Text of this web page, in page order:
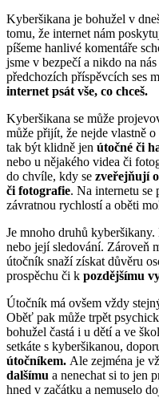
Kyberšikana je bohužel v
tomu, že internet nám
píšeme hanlivé komentáře
jsme v bezpečí a nikdo na
předchozích příspěvcích ses
internet psát vše, co chceš.
Kyberšikana se může
může přijít, že nejde vlastně
tak být klidně jen útočné či
nebo u nějakého videa či
do chvíle, kdy se zveřejňují
či fotografie. Na internetu se
závratnou rychlostí a oběti
Je mnoho druhů
nebo její sledování. Zároveň
útočník snaží získat důvěru
prospěchu či k pozdějšímu
Útočník má ovšem vždy
Oběť pak může trpět
bohužel častá i u dětí a ve
setkáte s kyberšikanou,
útočníkem. Ale zejména je
dalšímu a nenechat si to jen
hned v začátku a nemuselo